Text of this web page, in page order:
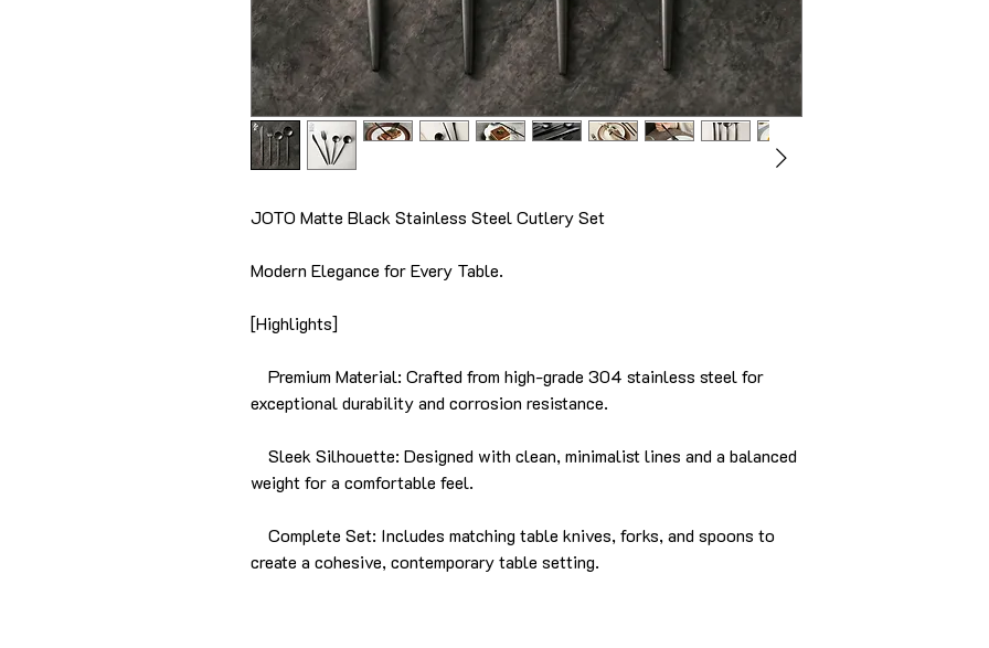
JOTO Matte Black Stainless Steel Cutlery Set
Modern Elegance for Every Table.
[Highlights]
Premium Material: Crafted from high-grade 304 stainless steel for
exceptional durability and corrosion resistance.
Sleek Silhouette: Designed with clean, minimalist lines and a balanced
weight for a comfortable feel.
Complete Set: Includes matching table knives, forks, and spoons to
create a cohesive, contemporary table setting.